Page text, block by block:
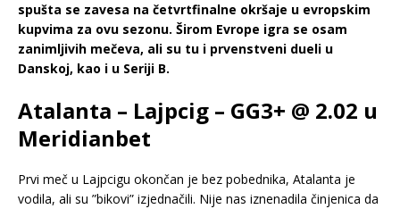
spušta se zavesa na četvrtfinalne okršaje u evropskim
kupvima za ovu sezonu. Širom Evrope igra se osam
zanimljivih mečeva, ali su tu i prvenstveni dueli u
Danskoj, kao i u Seriji B.
Atalanta – Lajpcig – GG3+ @ 2.02 u
Meridianbet
Prvi meč u Lajpcigu okončan je bez pobednika, Atalanta je
vodila, ali su ”bikovi” izjednačili. Nije nas iznenadila činjenica da